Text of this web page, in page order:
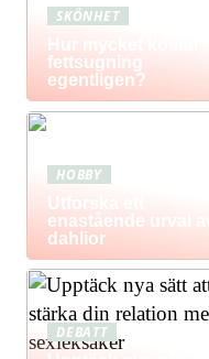
SKÖNHET
Hur mycket kostar
fettsugning
egentligen?
HOBBY
Utforska ett
enastående urval av
dahlior
DEBATT